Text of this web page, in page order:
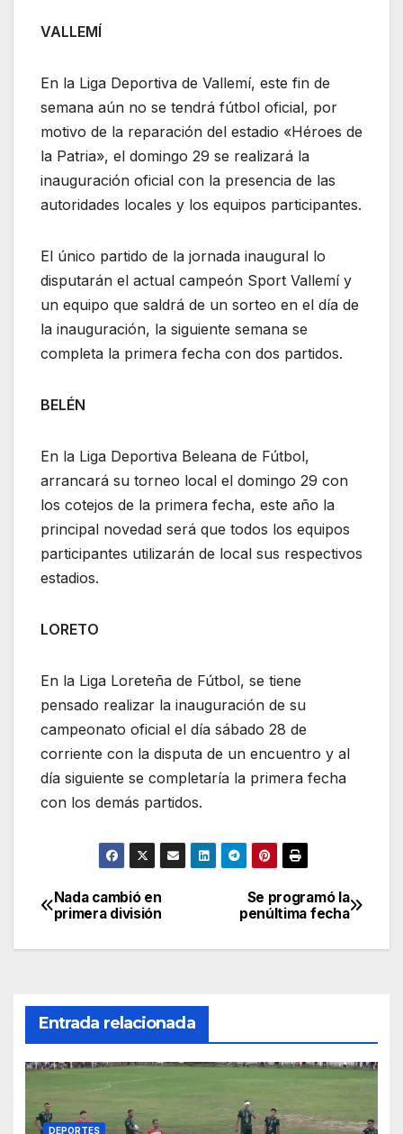
VALLEMÍ
En la Liga Deportiva de Vallemí, este fin de
semana aún no se tendrá fútbol oficial, por
motivo de la reparación del estadio «Héroes de
la Patria», el domingo 29 se realizará la
inauguración oficial con la presencia de las
autoridades locales y los equipos participantes.
El único partido de la jornada inaugural lo
disputarán el actual campeón Sport Vallemí y
un equipo que saldrá de un sorteo en el día de
la inauguración, la siguiente semana se
completa la primera fecha con dos partidos.
BELÉN
En la Liga Deportiva Beleana de Fútbol,
arrancará su torneo local el domingo 29 con
los cotejos de la primera fecha, este año la
principal novedad será que todos los equipos
participantes utilizarán de local sus respectivos
estadios.
LORETO
En la Liga Loreteña de Fútbol, se tiene
pensado realizar la inauguración de su
campeonato oficial el día sábado 28 de
corriente con la disputa de un encuentro y al
día siguiente se completaría la primera fecha
con los demás partidos.
Navegación
de
Se programó la
penúltima fecha
Nada cambió en
primera división
Entrada relacionada
DEPORTES